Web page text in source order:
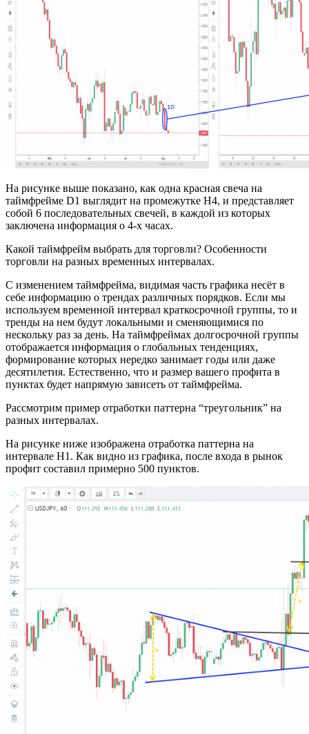
На рисунке выше показано, как одна красная свеча на
таймфрейме D1 выглядит на промежутке Н4, и представляет
собой 6 последовательных свечей, в каждой из которых
заключена информация о 4-х часах.
Какой таймфрейм выбрать для торговли? Особенности
торговли на разных временных интервалах.
С изменением таймфрейма, видимая часть графика несёт в
себе информацию о трендах различных порядков. Если мы
используем временной интервал краткосрочной группы, то и
тренды на нем будут локальными и сменяющимися по
нескольку раз за день. На таймфреймах долгосрочной группы
отображается информация о глобальных тенденциях,
формирование которых нередко занимает годы или даже
десятилетия. Естественно, что и размер вашего профита в
пунктах будет напрямую зависеть от таймфрейма.
Рассмотрим пример отработки паттерна “треугольник” на
разных интервалах.
На рисунке ниже изображена отработка паттерна на
интервале Н1. Как видно из графика, после входа в рынок
профит составил примерно 500 пунктов.